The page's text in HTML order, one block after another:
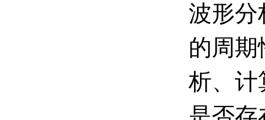
波形分
的周
析、计